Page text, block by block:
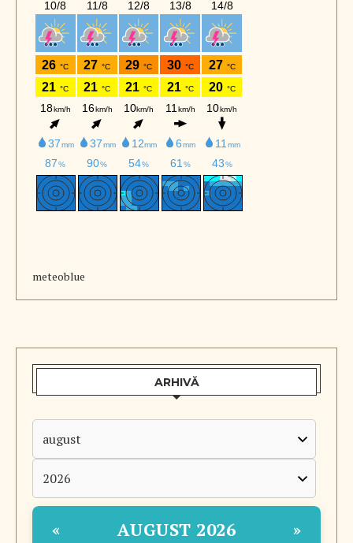
meteoblue
ARHIVĂ
« AUGUST 2026 »